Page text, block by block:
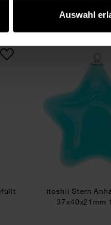
Auswahl
mit Strass
itoshii Stern
37x40x21mm